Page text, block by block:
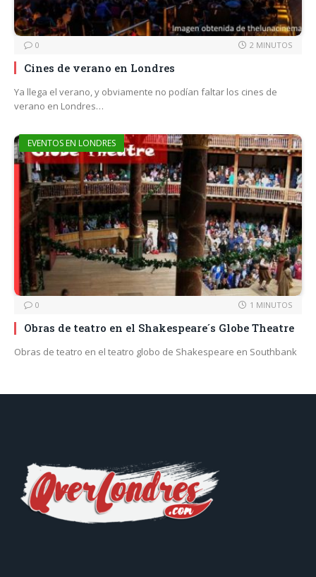
0 2 MINUTOS
Cines de verano en Londres
Ya llega el verano, y obviamente no podían faltar los cines de
verano en Londres…
EVENTOS EN LONDRES
0 1 MINUTOS
Obras de teatro en el Shakespeare´s Globe Theatre
Obras de teatro en el teatro globo de Shakespeare en Southbank